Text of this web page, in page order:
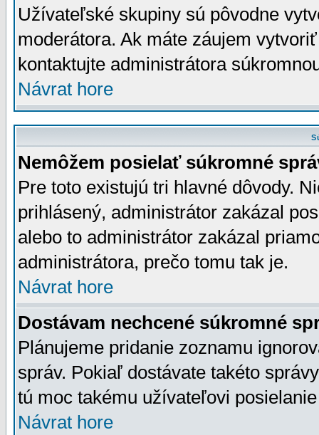
Užívateľské skupiny sú pôvodne
moderátora. Ak máte záujem
kontaktujte administrátora
Návrat hore
Nemôžem posielať súkromné
Pre toto existujú tri hlavné dôvody.
prihlásený, administrátor zakázal
alebo to administrátor zakázal
administrátora, prečo tomu tak je.
Návrat hore
Dostávam nechcené súkromné
Plánujeme pridanie zoznamu
správ. Pokiaľ dostávate takéto
tú moc takému užívateľovi
Návrat hore